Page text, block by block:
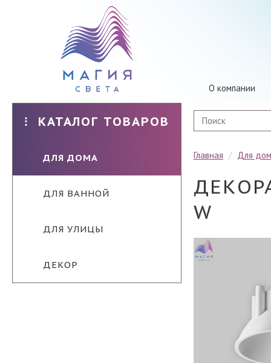
О компании
КАТАЛОГ ТОВАРОВ
ДЛЯ ДОМА
ДЛЯ ВАННОЙ
ДЛЯ УЛИЦЫ
ДЕКОР
Главная / Для
W